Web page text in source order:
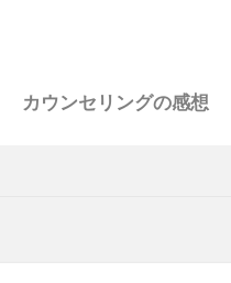
カウンセリングの感想